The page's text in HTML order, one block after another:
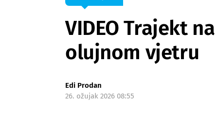
VIDEO Trajekt
olujnom vjetru
Edi Prodan
26. ožujak 2026 08:55